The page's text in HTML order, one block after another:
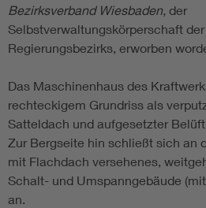
Bezirksverband Wiesbaden, der
Selbstverwaltungskörperschaft
Regierungsbezirks, erworben
Das Maschinenhaus des
rechteckigem Grundriss als
Satteldach und aufgesetzter
Zur Bergseite hin schließt sich an
mit Flachdach versehenes,
Schalt- und Umspanngebäude
an.